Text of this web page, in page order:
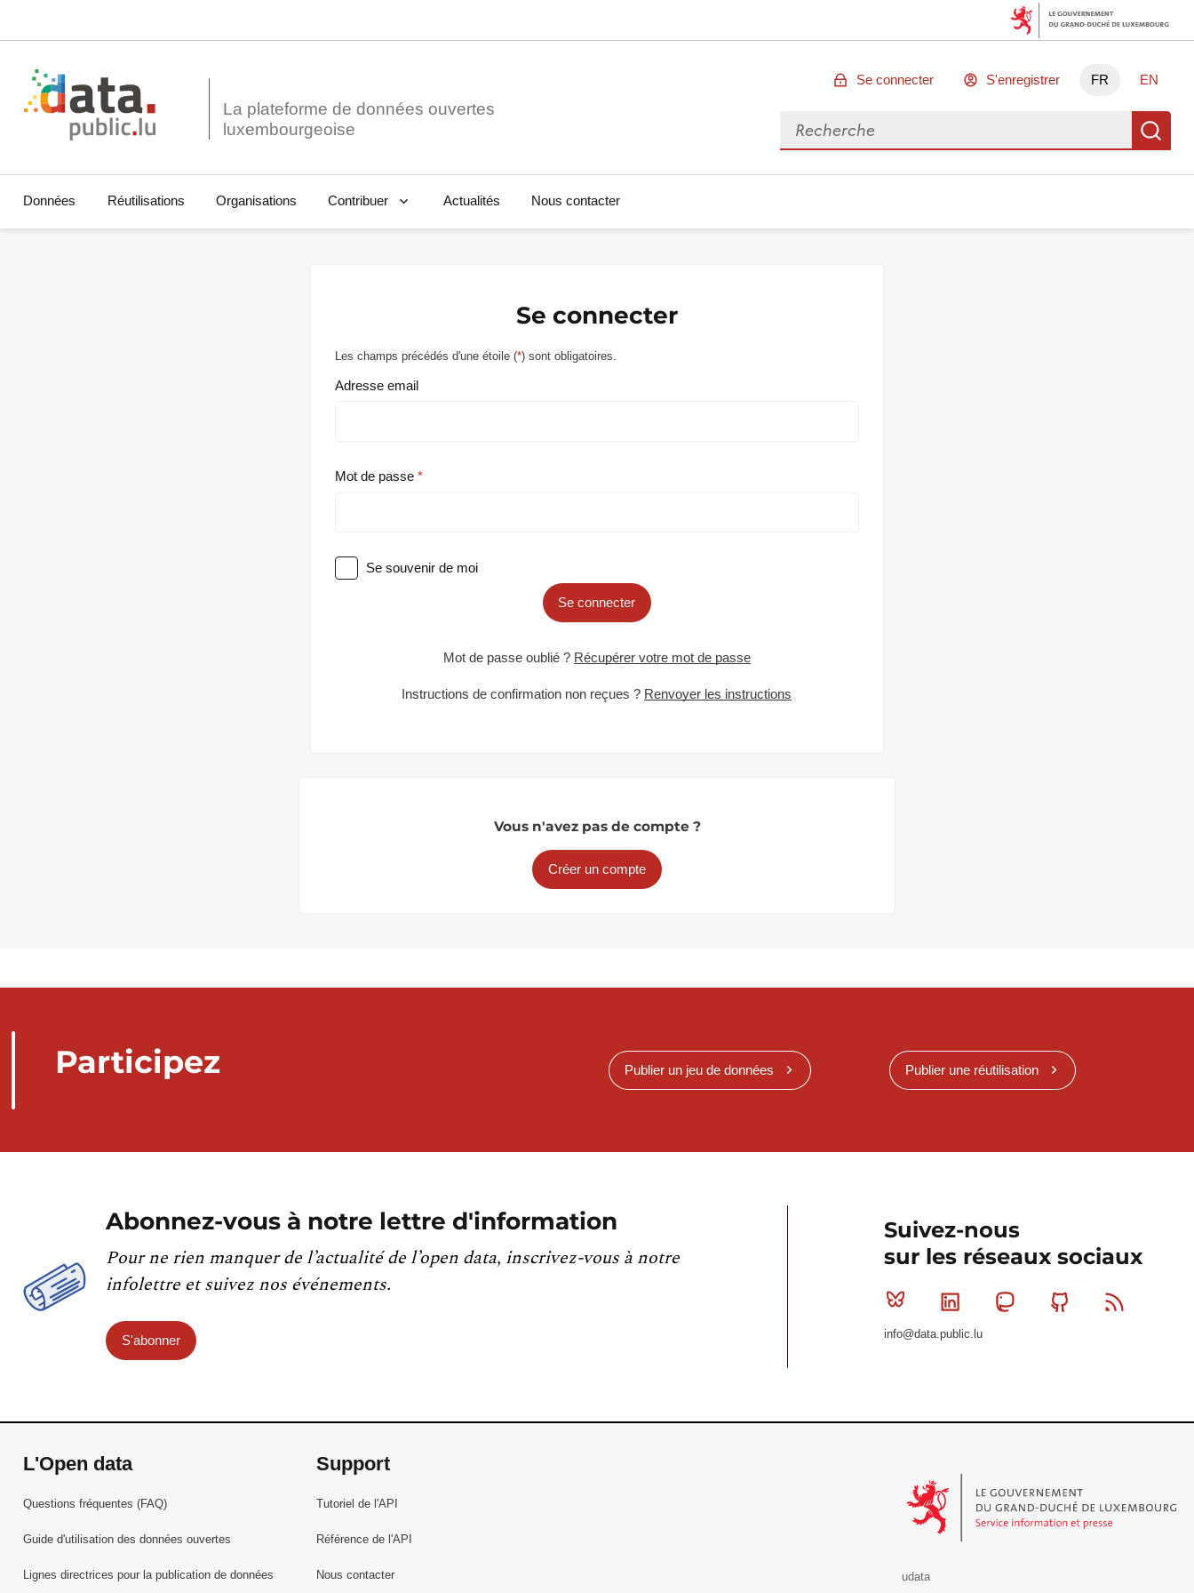
La plateforme de données ouvertes
Se connecter S'enregistrer FR EN
Rechercher des données
Données Réutilisations Organisations Contribuer Actualités Nous contacter
Se connecter
Les champs précédés d'une étoile (*) sont obligatoires.
Adresse email
Mot de passe
Se souvenir de moi
Se connecter
Mot de passe oublié ? Récupérer votre mot de passe
Instructions de confirmation non reçues ? Renvoyer les instructions
Vous n'avez pas de compte ?
Créer un compte
Participez Publier un jeu de données Publier une réutilisation
Abonnez-vous à notre lettre d'information
Pour ne rien manquer de l’actualité de l’open data, inscrivez-vous à notre
infolettre et suivez nos événements.
S'abonner
Suivez-nous
sur les réseaux sociaux
Bluesky Linkedin MastodonGithub
info@data.public.lu
L'Open data
Questions fréquentes (FAQ)
Guide d'utilisation des données ouvertes
Lignes directrices pour la publication de données
Support
Tutoriel de l'API
Référence de l'API
Nous contacter
udata